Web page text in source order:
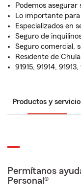
Podemos
Lo importante
Especializados en
Seguro de
Seguro comercial,
Residente de
91915, 91914,
Productos y
Permítanos
Personal®